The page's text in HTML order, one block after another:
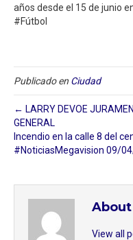
años desde el 15 de junio
#Fútbol
Publicado en Ciudad
← LARRY DEVOE
GENERAL
Incendio en la calle 8 del
#NoticiasMegavision 09/
View all